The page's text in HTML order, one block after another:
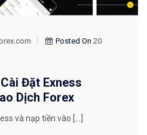
Posted On 20
Đặt Exness
Dịch Forex
và nạp tiền vào […]